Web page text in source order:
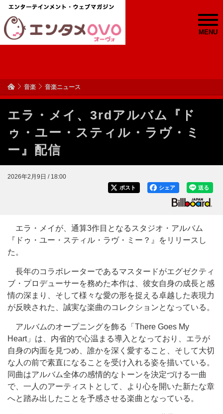
MENU
音楽 音楽ニュース
エラ・メイ、3rdアルバム『ド
ゥ・ユー・スティル・ラヴ・ミ
ー』配信
2026年2月9日 / 18:00
送る
シェア
ポスト
エラ・メイが、通算3作目となるスタジオ・アルバム
『ドゥ・ユー・スティル・ラヴ・ミー？』をリリースし
た。
長年のコラボレーターであるマスタードがエグゼクティ
ブ・プロデューサーを務めた本作は、彼女自身の成長と感
情の深まり、そして様々な愛の形を捉える卓越した表現力
が反映された、誠実な楽曲のコレクションとなっている。
アルバムのオープニングを飾る「There Goes My
Heart」は、内省的で心温まる導入となっており、エラが
自身の内面を見つめ、誰かを深く愛すること、そして大切
な人の前で素直になることを受け入れる姿を描いている。
同曲はアルバム全体の感情的なトーンを決定づける一曲
で、一人のアーティストとして、より心を開いた新たな章
へと踏み出したことを予感させる楽曲となっている。